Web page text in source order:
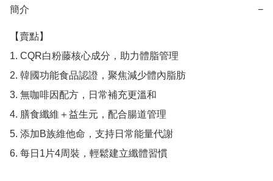
簡介 −
【賣點】
1.⁠ ⁠CQR白粉藤核心成分，助力體脂管理
2.⁠ ⁠韓國功能食品認證，聚焦減少體內脂肪
3.⁠ ⁠無咖啡因配方，日常補充更溫和
4.⁠ ⁠膳食纖維＋益生元，配合腸道管理
5.⁠ ⁠添加B族維他命，支持日常能量代謝
6.⁠ ⁠每日1片4周裝，輕鬆建立纖體習慣